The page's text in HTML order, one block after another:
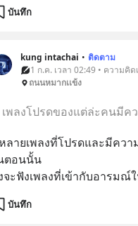
บันทึก
kung intachai • ติดตาม
1 ก.ค. เวลา 02:49 • ความคิด
ถนนหมากเเข้ง
เพลงโปรดของแต่ล่ะคนมีค
ลายเพลงที่โปรดและมีคว
ตอนนั้น
จะฟังเพลงที่เข้ากับอารม
บันทึก